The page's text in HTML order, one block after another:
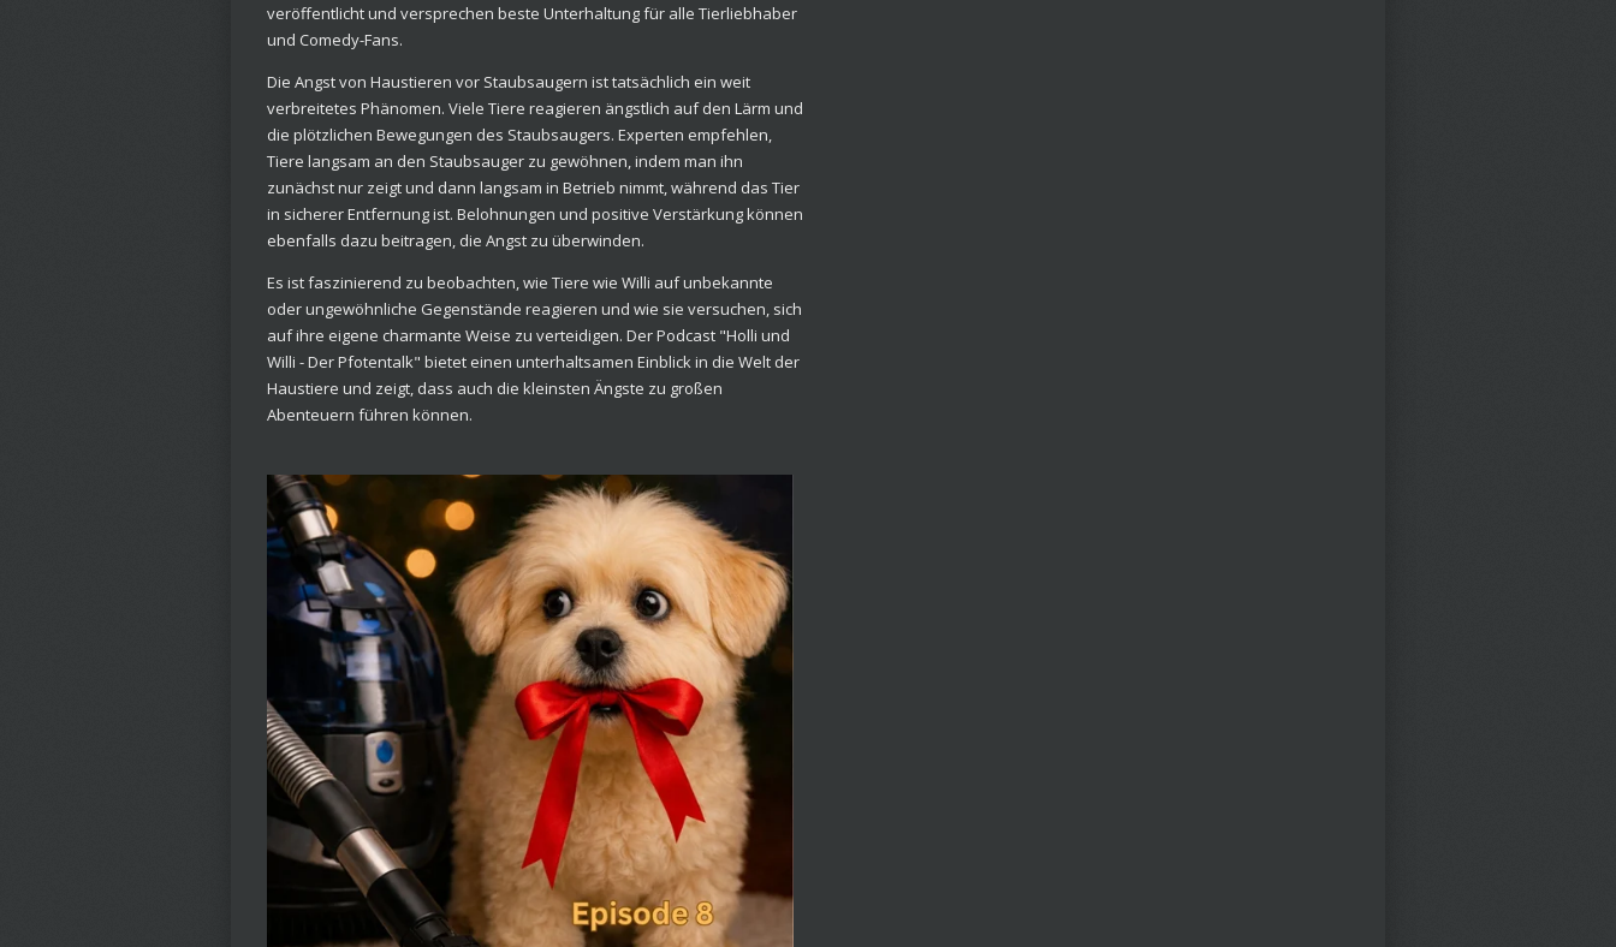
veröffentlicht und versprechen beste Unterhaltung für alle Tierliebhaber
und Comedy-Fans.
Die Angst von Haustieren vor Staubsaugern ist tatsächlich ein weit
verbreitetes Phänomen. Viele Tiere reagieren ängstlich auf den Lärm und
die plötzlichen Bewegungen des Staubsaugers. Experten empfehlen,
Tiere langsam an den Staubsauger zu gewöhnen, indem man ihn
zunächst nur zeigt und dann langsam in Betrieb nimmt, während das Tier
in sicherer Entfernung ist. Belohnungen und positive Verstärkung können
ebenfalls dazu beitragen, die Angst zu überwinden.
Es ist faszinierend zu beobachten, wie Tiere wie Willi auf unbekannte
oder ungewöhnliche Gegenstände reagieren und wie sie versuchen, sich
auf ihre eigene charmante Weise zu verteidigen. Der Podcast "Holli und
Willi - Der Pfotentalk" bietet einen unterhaltsamen Einblick in die Welt der
Haustiere und zeigt, dass auch die kleinsten Ängste zu großen
Abenteuern führen können.